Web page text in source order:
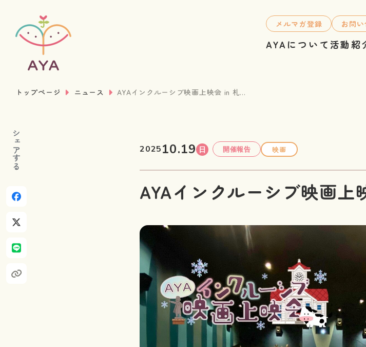
メルマガ登録 お問
AYAについて活動紹
トップページ ニュース AYAインクルーシブ映画上映会 in 札...
202510.19 日 開催報告 映画
AYAインクルーシブ映画上
シェアする